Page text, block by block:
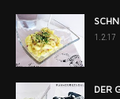
1.2.17
DER